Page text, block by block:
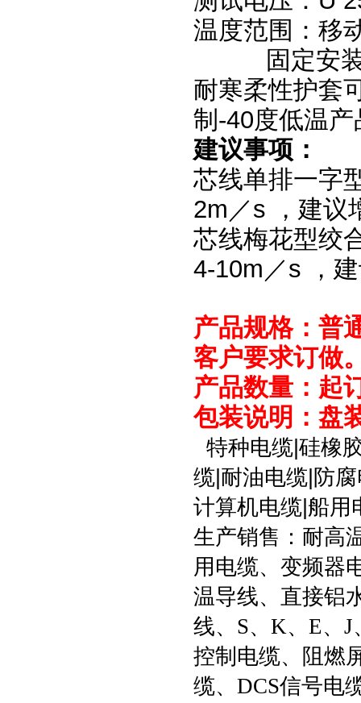
温度范围：移
固定安装
耐寒柔性护套
制-40度低温产
建议事项：
芯线单排一字
2m／s ，建议
芯线梅花型绞
4-10m／s ，
产品规格：普
客户要求订做
产品数量：起
包装说明：盘
特种电缆|硅橡
缆|耐油电缆|防
计算机电缆|船用
生产销售：耐高
用电缆、变频器
温导线、直接铝
线、S、K、E、
控制电缆、阻燃
缆、DCS信号电